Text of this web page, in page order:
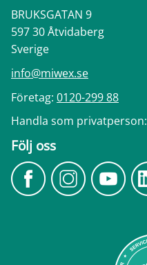
BRUKSGATAN 9
597 30 Åtvidaberg
Sverige
info@miwex.se
Företag: 0120-299 88
Handla som privatperson:
Följ oss